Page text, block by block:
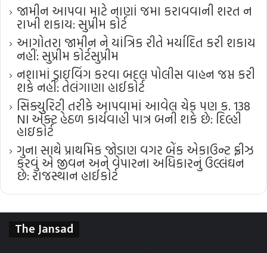
જામીન આપવા માટે નાણાં જમા કરાવવાની શરત ન
રાખી શકાય: સુપ્રીમ કોર્ટ
આગોતરા જામીન ને યાંત્રિક રીતે મર્યાદિત કરી શકાય
નહીં: સુપ્રીમ કોર્ટ​સુપ્રીમ
નશામાં ડ્રાઇવિંગ કરવા બદલ પોલીસ વાહન જપ્ત કરી
શકે નહીં: તેલંગાણા હાઈકોર્ટ
સિક્યુરિટી તરીકે આપવામાં આવેલ ચેક પણ ક. 138
NI એક્ટ હેઠળ કાર્યવાહી પાત્ર બની શકે છે: દિલ્હી
હાઇકોર્ટ
ગુના સાથે પ્રાથમિક જોડાણ વગર બેંક એકાઉન્ટ ફ્રીઝ
કરવું એ જીવન અને વેપારના અધિકારનું ઉલ્લંઘન
છે: રાજસ્થાન હાઈકોર્ટ
The Jansad